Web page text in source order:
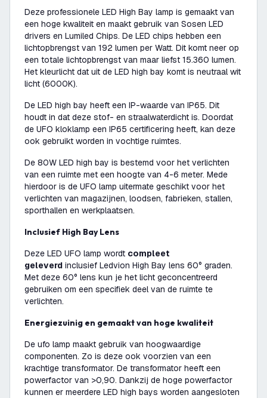
Deze professionele LED High Bay lamp is gemaakt van
een hoge kwaliteit en maakt gebruik van Sosen LED
drivers en Lumiled Chips. De LED chips hebben een
lichtopbrengst van 192 lumen per Watt. Dit komt neer op
een totale lichtopbrengst van maar liefst 15.360 lumen.
Het kleurlicht dat uit de LED high bay komt is neutraal wit
licht (6000K).
De LED high bay heeft een IP-waarde van IP65. Dit
houdt in dat deze stof- en straalwaterdicht is. Doordat
de UFO kloklamp een IP65 certificering heeft, kan deze
ook gebruikt worden in vochtige ruimtes.
De 80W LED high bay is bestemd voor het verlichten
van een ruimte met een hoogte van 4-6 meter. Mede
hierdoor is de UFO lamp uitermate geschikt voor het
verlichten van magazijnen, loodsen, fabrieken, stallen,
sporthallen en werkplaatsen.
Inclusief High Bay Lens
Deze LED UFO lamp wordt compleet
geleverd inclusief Ledvion High Bay lens 60° graden.
Met deze 60° lens kun je het licht geconcentreerd
gebruiken om een specifiek deel van de ruimte te
verlichten.
Energiezuinig en gemaakt van hoge kwaliteit
De ufo lamp maakt gebruik van hoogwaardige
componenten. Zo is deze ook voorzien van een
krachtige transformator. De transformator heeft een
powerfactor van >0,90. Dankzij de hoge powerfactor
kunnen er meerdere LED high bays worden aangesloten